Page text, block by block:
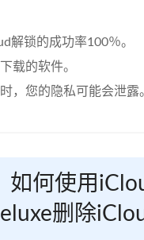
解锁的成功率100％。
载的软件。
，您的隐私可能会泄露
如何使用
删除